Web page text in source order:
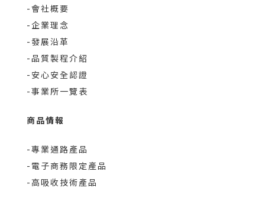
-會社概要
-企業理念
-發展沿革
-品質製程介紹
-安心安全認證
-事業所一覽表
商品情報
-專業通路產品
-電子商務限定產品
-高吸收技術產品